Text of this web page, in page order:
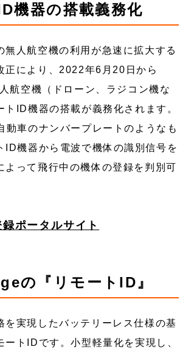
機器の搭載義務化
無人航空機の利用が急速に拡大する
正により、2022年6月20日から
航空機（ドローン、ラジコン機な
トID機器の搭載が義務化されます。
動車のナンバープレートのようなも
ID機器から電波で機体の識別信号を
よって飛行中の機体の登録を判別可
ポータルサイト
の『リモートID』
を実現したバッテリーレス仕様の基
ートIDです。小型軽量化を実現し、